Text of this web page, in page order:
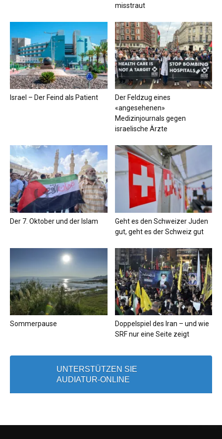
misstraut
Israel – Der Feind als Patient
Der Feldzug eines
«angesehenen»
Medizinjournals gegen
israelische Ärzte
Der 7. Oktober und der Islam
Geht es den Schweizer Juden
gut, geht es der Schweiz gut
Sommerpause
Doppelspiel des Iran – und wie
SRF nur eine Seite zeigt
UNTERSTÜTZEN SIE
AUDIATUR-ONLINE